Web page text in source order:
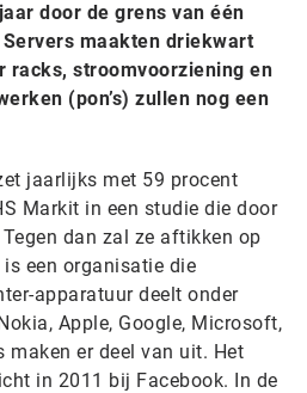
door de grens van één
maakten driekwart
racks, stroomvoorziening en
(pon’s) zullen nog een
jaarlijks met 59 procent
Markit in een studie die door
dan zal ze aftikken op
een organisatie die
apparatuur deelt onder
Apple, Google, Microsoft,
maken er deel van uit. Het
in 2011 bij Facebook. In de